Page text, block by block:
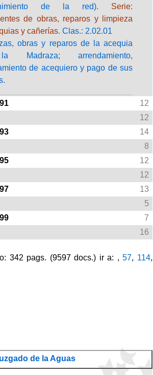
de la red). Serie:
de obras, reparos y limpieza
y cañerías. Clas.: 2.02.01
obras y reparos de la acequia
Madraza; arrendamiento,
de acequiero y pago de sus
12
12
14
8
12
12
13
5
7
16
342 pags. (9597 docs.) ir a: ,57, 114,
de la Aguas